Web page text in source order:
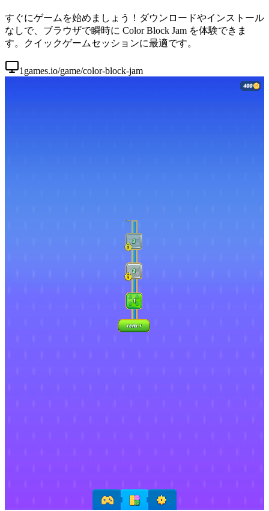
すぐにゲームを始めましょう！ダウンロードやインストール
なしで、ブラウザで瞬時に Color Block Jam を体験できま
す。クイックゲームセッションに最適です。
1games.io/game/color-block-jam